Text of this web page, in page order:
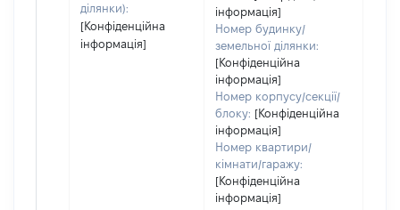
ділянки):
[Конфіденційна
інформація]
інформація]
Номер будинку/
земельної ділянки:
[Конфіденційна
інформація]
Номер корпусу/секції/
блоку: [Конфіденційна
інформація]
Номер квартири/
кімнати/гаражу:
[Конфіденційна
інформація]